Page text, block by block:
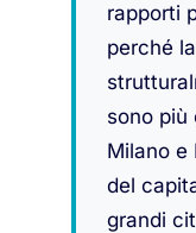
rapporti
perché
sono più
Milano e
del
grandi